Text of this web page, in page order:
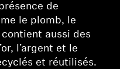
de
le plomb, le
aussi des
l’argent et le
et réutilisés.